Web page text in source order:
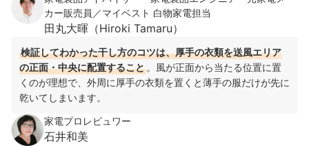
カー販売員／マイベスト 白物家電担当
田丸大暉（Hiroki Tamaru）
検証してわかった干し方のコツは、厚手の衣類を送風エリア
の正面・中央に配置すること 。風が正面から当たる位置に置
くのが理想で、外周に厚手の衣類を置くと薄手の服だけが先に
乾いてしまいます。
家電プロレビュワー
石井和美